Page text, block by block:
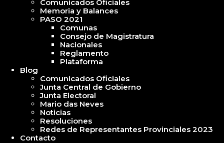
Comunicados Oficiales
Memoria y Balances
PASO 2021
Comunas
Consejo de Magistratura
Nacionales
Reglamento
Plataforma
Blog
Comunicados Oficiales
Junta Central de Gobierno
Junta Electoral
Mario das Neves
Noticias
Resoluciones
Redes de Representantes Provinciales 2023
Contacto